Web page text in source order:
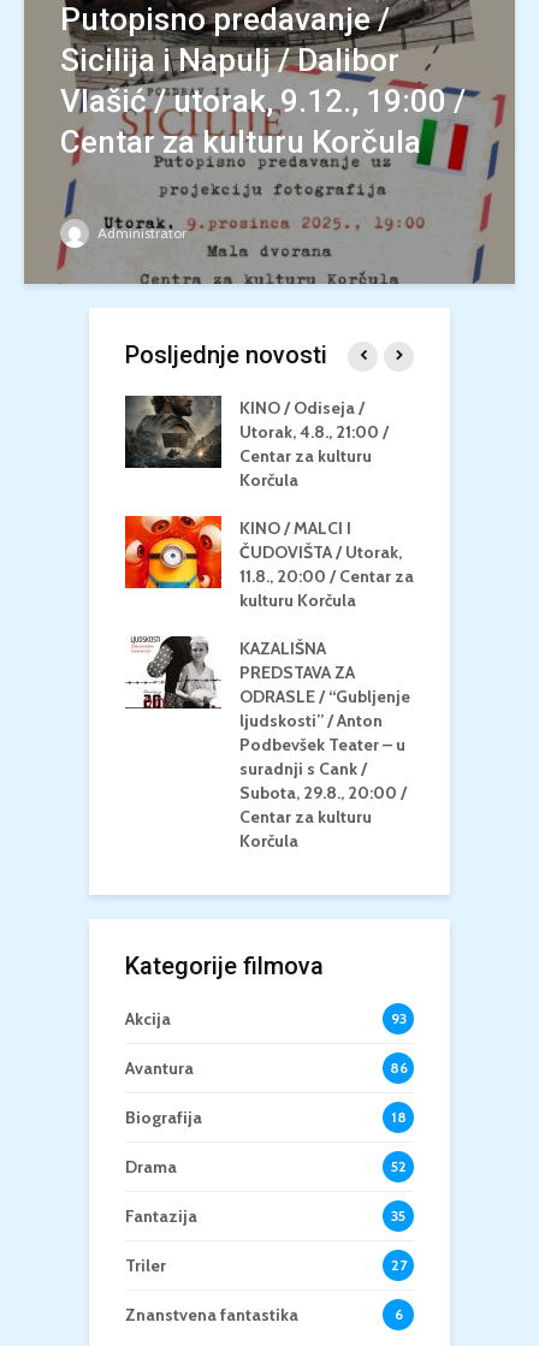
Putopisno predavanje /
Sicilija i Napulj / Dalibor
Vlašić / utorak, 9.12., 19:00 /
Centar za kulturu Korčula
Administrator
Posljednje novosti
KINO / Odiseja /
Utorak, 4.8., 21:00 /
Centar za kulturu
Korčula
KINO / MALCI I
ČUDOVIŠTA / Utorak,
11.8., 20:00 / Centar za
kulturu Korčula
KAZALIŠNA
PREDSTAVA ZA
ODRASLE / “Gubljenje
ljudskosti” / Anton
Podbevšek Teater – u
suradnji s Cank /
Subota, 29.8., 20:00 /
Centar za kulturu
Korčula
Kategorije filmova
Akcija 93
Avantura 86
Biografija 18
Drama 52
Fantazija 35
Triler 27
Znanstvena fantastika 6